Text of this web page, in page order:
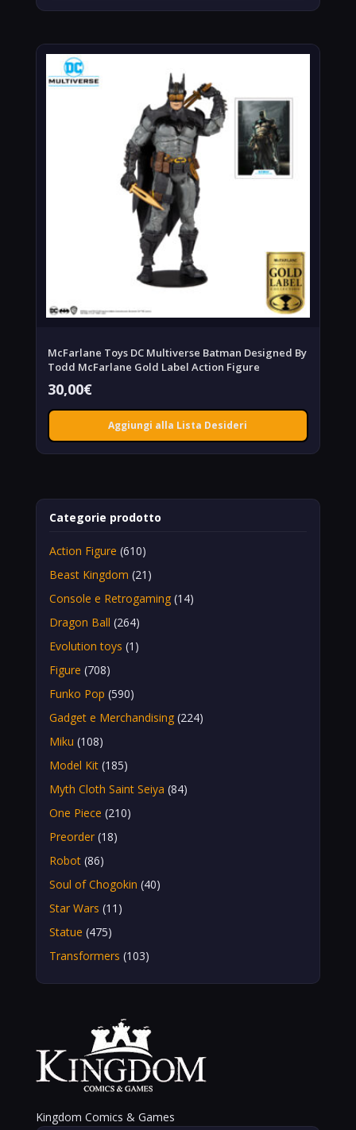
McFarlane Toys DC Multiverse Batman Designed By
Todd McFarlane Gold Label Action Figure
30,00€
Aggiungi alla Lista Desideri
Categorie prodotto
Action Figure (610)
Beast Kingdom (21)
Console e Retrogaming (14)
Dragon Ball (264)
Evolution toys (1)
Figure (708)
Funko Pop (590)
Gadget e Merchandising (224)
Miku (108)
Model Kit (185)
Myth Cloth Saint Seiya (84)
One Piece (210)
Preorder (18)
Robot (86)
Soul of Chogokin (40)
Star Wars (11)
Statue (475)
Transformers (103)
Kingdom Comics & Games